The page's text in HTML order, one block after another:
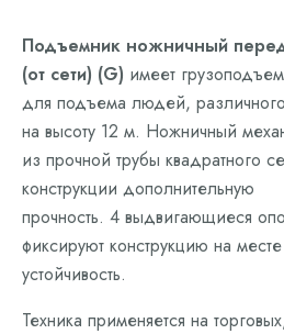
Подъемник ножничный
(от сети) (G) имеет
для подъема людей, различного
на высоту 12 м. Ножничный
из прочной трубы квадратного
конструкции дополнительную
прочность. 4 выдвигающиеся
фиксируют конструкцию на
устойчивость.
Техника применяется на